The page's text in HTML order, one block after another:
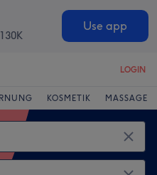
130K
Use app
LOGIN
KOSMETIK MASSAGE